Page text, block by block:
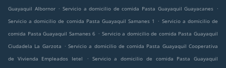
Guayaquil Albornor . Servicio a domicilio de comida Pasta Guayaquil Guayacanes .
Servicio a domicilio de comida Pasta Guayaquil Samanes 1
. Servicio a domicilio de
comida Pasta Guayaquil Samanes 6 . Servicio a domicilio de comida Pasta Guayaquil
Ciudadela La Garzota . Servicio a domicilio de comida Pasta Guayaquil Cooperativa
de Vivienda Empleados Ietel
. Servicio a domicilio de comida Pasta Guayaquil